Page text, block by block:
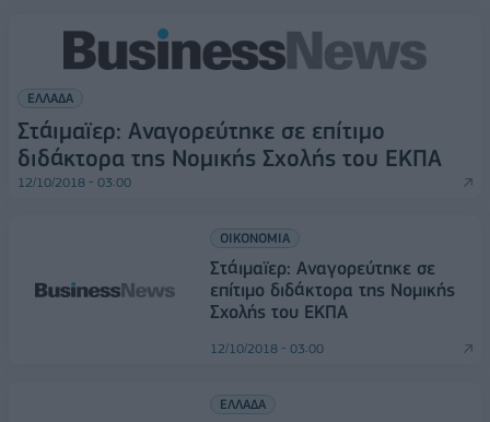
ΕΛΛΑΔΑ
Στάιμαϊερ: Αναγορεύτηκε σε επίτιμο
διδάκτορα της Νομικής Σχολής του ΕΚΠΑ
12/10/2018 - 03:00
ΟΙΚΟΝΟΜΙΑ
Στάιμαϊερ: Αναγορεύτηκε σε
επίτιμο διδάκτορα της Νομικής
Σχολής του ΕΚΠΑ
12/10/2018 - 03:00
ΕΛΛΑΔΑ